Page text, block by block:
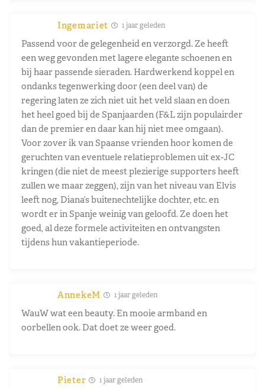
Ingemariet 1 jaar geleden
Passend voor de gelegenheid en verzorgd. Ze heeft
een weg gevonden met lagere elegante schoenen en
bij haar passende sieraden. Hardwerkend koppel en
ondanks tegenwerking door (een deel van) de
regering laten ze zich niet uit het veld slaan en doen
het heel goed bij de Spanjaarden (F&L zijn populairder
dan de premier en daar kan hij niet mee omgaan).
Voor zover ik van Spaanse vrienden hoor komen de
geruchten van eventuele relatieproblemen uit ex-JC
kringen (die niet de meest plezierige supporters heeft
zullen we maar zeggen), zijn van het niveau van Elvis
leeft nog, Diana’s buitenechtelijke dochter, etc. en
wordt er in Spanje weinig van geloofd. Ze doen het
goed, al deze formele activiteiten en ontvangsten
tijdens hun vakantieperiode.
AnnekeM 1 jaar geleden
WauW wat een beauty. En mooie armband en
oorbellen ook. Dat doet ze weer goed.
Pieter 1 jaar geleden